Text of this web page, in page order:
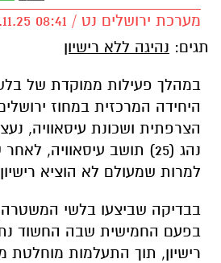
מערכת ירושלים נט / 08:41 10.11.25
תגים: נהיגה ללא רישיון
במהלך פעילות ממוקדת של
היחידה המרכזית במחוז
הצרפתית ושכונת עיסאוויה,
נהג (25) תושב עיסאוויה,
למרות שמעולם לא הוציא
בבדיקה שביצעו בלשי
בפעם החמישית שבה החשוד
רישיון, תוך התעלמות מוחלטת